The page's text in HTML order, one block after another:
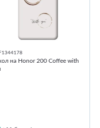
F1344178
на Honor 200 Coffee with